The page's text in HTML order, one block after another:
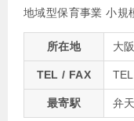
地域型保育事業 小
所在地 大
TEL / FAX
最寄駅 弁